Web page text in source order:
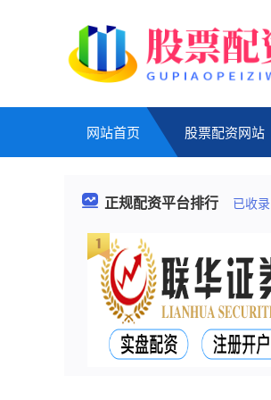
网站首页 股票配资网站
正规配资平台排行 已收录